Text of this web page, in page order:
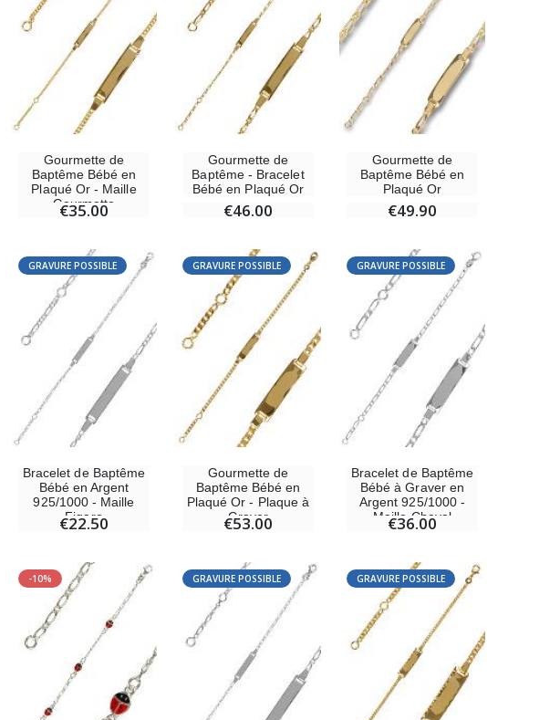
Gourmette de
Baptême Bébé en
Plaqué Or - Maille
Gourmette
€35.00
Gourmette de
Baptême - Bracelet
Bébé en Plaqué Or
€46.00
Gourmette de
Baptême Bébé en
Plaqué Or
€49.90
GRAVURE POSSIBLE
Bracelet de Baptême
Bébé en Argent
925/1000 - Maille
Figaro
€22.50
GRAVURE POSSIBLE
Gourmette de
Baptême Bébé en
Plaqué Or - Plaque à
Graver
€53.00
GRAVURE POSSIBLE
Bracelet de Baptême
Bébé à Graver en
Argent 925/1000 -
Maille Cheval
€36.00
-10% GRAVURE POSSIBLE GRAVURE POSSIBLE
Lot de 20 Bougies de Neuvaine Blanches
€78.00 €58.50
Huile d'Onction
€4.90
€2.50
€5.00
€23.00